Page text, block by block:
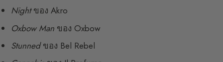
Nightของ Akro
Oxbow Man ของ Oxbow
Stunnedของ Bel Rebel